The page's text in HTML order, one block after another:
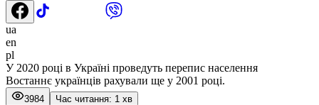
ua
en
pl
У 2020 році в Україні проведуть перепис населення
Востаннє українців рахували ще у 2001 році.
3984 Час читання: 1 хв